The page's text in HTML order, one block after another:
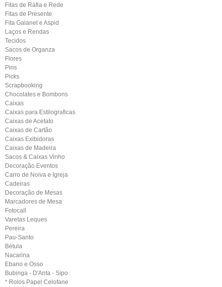
Fitas de Ráfia e Rede
Fitas de Presente
Fita Galanet e Aspid
Laços e Rendas
Tecidos
Sacos de Organza
Flores
Pins
Picks
Scrapbooking
Chocolates e Bombons
Caixas
Caixas para Estilograficas
Caixas de Acetato
Caixas de Cartão
Caixas Exibidoras
Caixas de Madeira
Sacos & Caixas Vinho
Decoração Eventos
Carro de Noiva e Igreja
Cadeiras
Decoração de Mesas
Marcadores de Mesa
Fotocall
Varetas Leques
Pereira
Pau-Santo
Bétula
Nacarina
Ebano e Osso
Bubinga - D'Anta - Sipo
* Rolos Papel Celofane